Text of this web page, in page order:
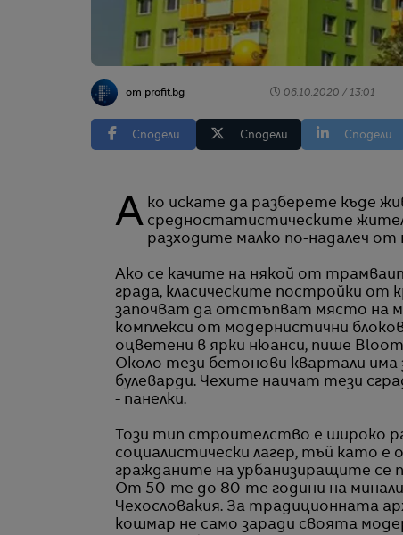
от profit.bg 06.10.2020 / 13:01
Сподели Сподели Сподели
Ако искате да разберете къде живеят по-голямата част от средностатистическите
разходите малко по-надалеч
Ако се качите на някой от
града, класическите постройки от
започват да отстъпват място на
комплекси от модернистични
оцветени в ярки нюанси, пише
Около тези бетонови квартали
булеварди. Чехите наичат тези
- панелки.
Този тип строителство е широко
социалистически лагер, тъй като е
гражданите на урбанизиращите се
От 50-те до 80-те години на
Чехословакия. За традиционната
кошмар не само заради своята